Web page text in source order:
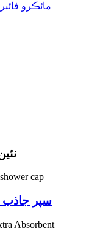
مائڪرو
سپر جاذب